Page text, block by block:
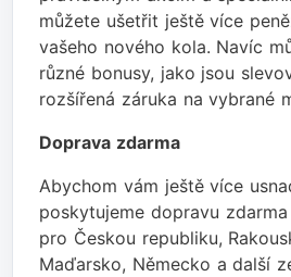
můžete ušetřit ještě více
vašeho nového kola. Navíc
různé bonusy, jako jsou
rozšířená záruka na vybrané
Doprava zdarma
Abychom vám ještě více
poskytujeme dopravu
pro Českou republiku,
Maďarsko, Německo a další